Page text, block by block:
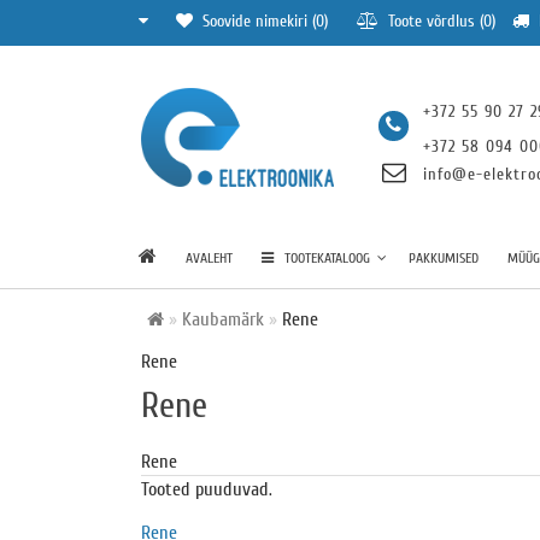
Soovide nimekiri (0) Toote võrdlus (0)
+372 55 90 27
+372 58 094
info@e-
AVALEHT TOOTEKATALOOG PAKKUMISED
Kaubamärk
Rene
Rene
Rene
Rene
Tooted puuduvad.
Rene